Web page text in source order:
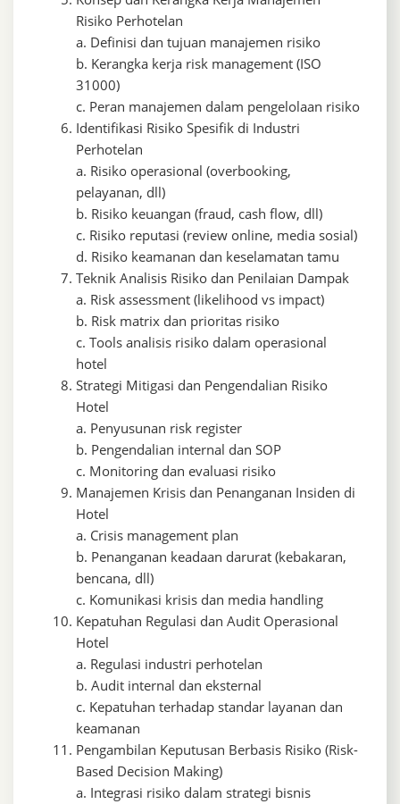
Risiko Perhotelan
a. Definisi dan tujuan manajemen risiko
b. Kerangka kerja risk management (ISO
31000)
c. Peran manajemen dalam pengelolaan risiko
Identifikasi Risiko Spesifik di Industri
Perhotelan
a. Risiko operasional (overbooking,
pelayanan, dll)
b. Risiko keuangan (fraud, cash flow, dll)
c. Risiko reputasi (review online, media sosial)
d. Risiko keamanan dan keselamatan tamu
Teknik Analisis Risiko dan Penilaian Dampak
a. Risk assessment (likelihood vs impact)
b. Risk matrix dan prioritas risiko
c. Tools analisis risiko dalam operasional
hotel
Strategi Mitigasi dan Pengendalian Risiko
Hotel
a. Penyusunan risk register
b. Pengendalian internal dan SOP
c. Monitoring dan evaluasi risiko
Manajemen Krisis dan Penanganan Insiden di
Hotel
a. Crisis management plan
b. Penanganan keadaan darurat (kebakaran,
bencana, dll)
c. Komunikasi krisis dan media handling
Kepatuhan Regulasi dan Audit Operasional
Hotel
a. Regulasi industri perhotelan
b. Audit internal dan eksternal
c. Kepatuhan terhadap standar layanan dan
keamanan
Pengambilan Keputusan Berbasis Risiko (Risk-
Based Decision Making)
a. Integrasi risiko dalam strategi bisnis